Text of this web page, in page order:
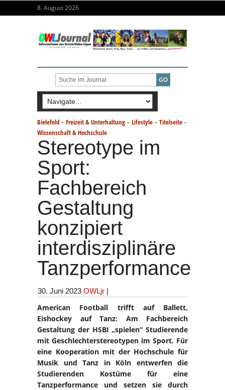
8. August 2026
Bielefeld - Freizeit & Unterhaltung - Lifestyle - Titelseite -
Wissenschaft & Hochschule
Stereotype im
Sport:
Fachbereich
Gestaltung
konzipiert
interdisziplinäre
Tanzperformance
30. Juni 2023 OWLjr |
American Football trifft auf Ballett,
Eishockey auf Tanz: Am Fachbereich
Gestaltung der HSBI „spielen“ Studierende
mit Geschlechterstereotypen im Sport. Für
eine Kooperation mit der Hochschule für
Musik und Tanz in Köln entwerfen die
Studierenden Kostüme für eine
Tanzperformance und setzen sie durch